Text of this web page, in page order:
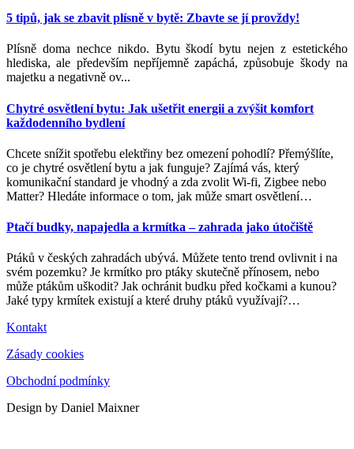
5 tipů, jak se zbavit plísně v bytě: Zbavte se jí provždy!
Plísně doma nechce nikdo. Bytu škodí bytu nejen z estetického
hlediska, ale především nepříjemně zapáchá, způsobuje škody na
majetku a negativně ov...
Chytré osvětlení bytu: Jak ušetřit energii a zvýšit komfort
každodenního bydlení
Chcete snížit spotřebu elektřiny bez omezení pohodlí? Přemýšlíte,
co je chytré osvětlení bytu a jak funguje? Zajímá vás, který
komunikační standard je vhodný a zda zvolit Wi-fi, Zigbee nebo
Matter? Hledáte informace o tom, jak může smart osvětlení…
Ptačí budky, napajedla a krmítka – zahrada jako útočiště
Ptáků v českých zahradách ubývá. Můžete tento trend ovlivnit i na
svém pozemku? Je krmítko pro ptáky skutečně přínosem, nebo
může ptákům uškodit? Jak ochránit budku před kočkami a kunou?
Jaké typy krmítek existují a které druhy ptáků využívají?…
Kontakt
Zásady cookies
Obchodní podmínky
Design by Daniel Maixner